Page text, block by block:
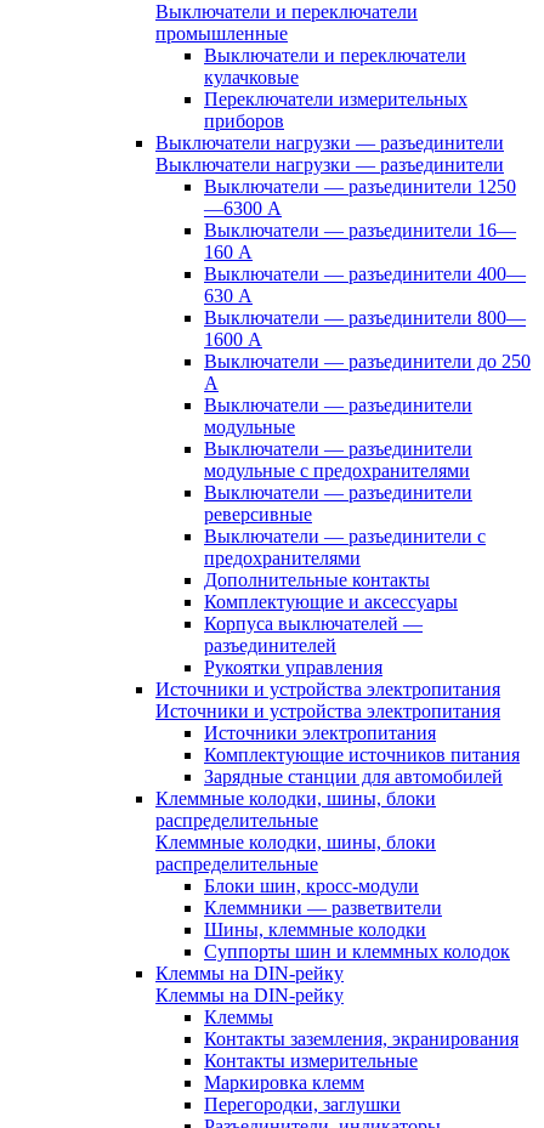
Выключатели и переключатели
промышленные
Выключатели и переключатели
кулачковые
Переключатели измерительных
приборов
Выключатели нагрузки — разъединители
Выключатели нагрузки — разъединители
Выключатели — разъединители 1250
—6300 А
Выключатели — разъединители 16—
160 А
Выключатели — разъединители 400—
630 А
Выключатели — разъединители 800—
1600 А
Выключатели — разъединители до 250
А
Выключатели — разъединители
модульные
Выключатели — разъединители
модульные с предохранителями
Выключатели — разъединители
реверсивные
Выключатели — разъединители с
предохранителями
Дополнительные контакты
Комплектующие и аксессуары
Корпуса выключателей —
разъединителей
Рукоятки управления
Источники и устройства электропитания
Источники и устройства электропитания
Источники электропитания
Комплектующие источников питания
Зарядные станции для автомобилей
Клеммные колодки, шины, блоки
распределительные
Клеммные колодки, шины, блоки
распределительные
Блоки шин, кросс-модули
Клеммники — разветвители
Шины, клеммные колодки
Суппорты шин и клеммных колодок
Клеммы на DIN-рейку
Клеммы на DIN-рейку
Клеммы
Контакты заземления, экранирования
Контакты измерительные
Маркировка клемм
Перегородки, заглушки